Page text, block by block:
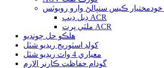
ڊبل ڊيپ ACR
ملٽي پرت ACR
هلڪو حل چونڊيو
کولڊ اسٽوريج ريڊيو شٽل
معياري 4 واٽ ريڊيو شٽل
گودام حفاظت ڪارنر الارم